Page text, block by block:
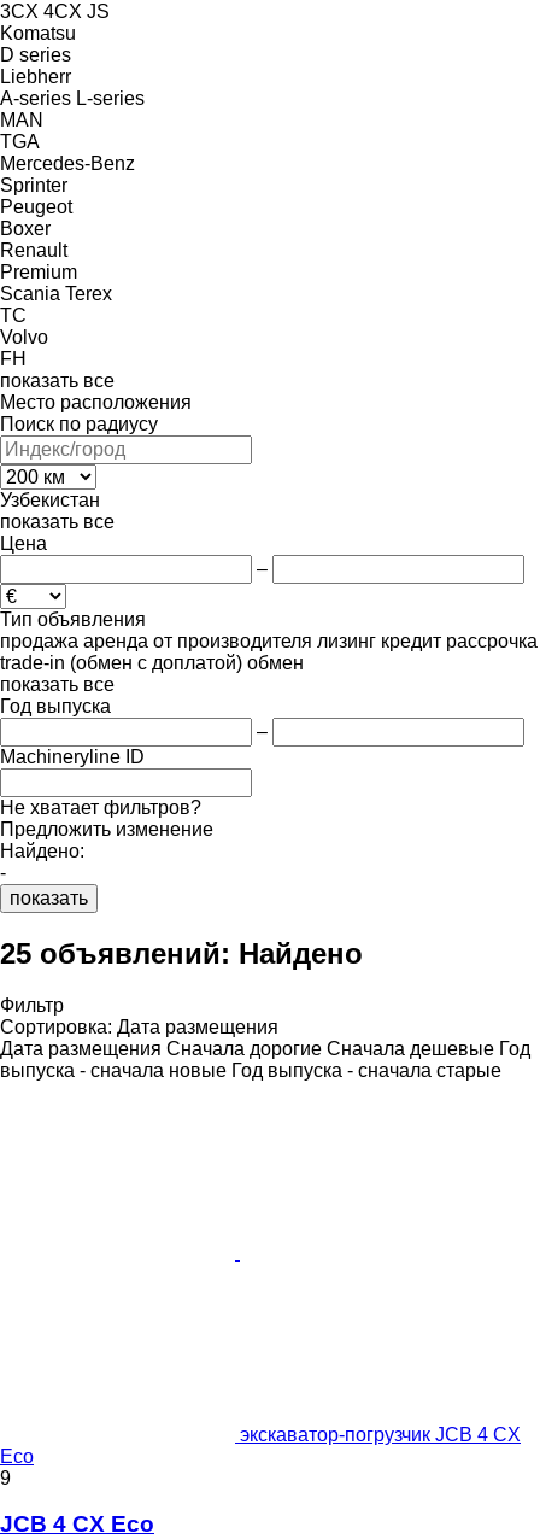
3CX 4CX JS
Komatsu
D series
Liebherr
A-series L-series
MAN
TGA
Mercedes-Benz
Sprinter
Peugeot
Boxer
Renault
Premium
Scania Terex
TC
Volvo
FH
показать все
Место расположения
Поиск по радиусу
Узбекистан
показать все
Цена
–
Тип объявления
продажа аренда от производителя лизинг кредит рассрочка
trade-in (обмен с доплатой) обмен
показать все
Год выпуска
–
Machineryline ID
Не хватает фильтров?
Предложить изменение
Найдено:
-
показать
25 объявлений: Найдено
Фильтр
Сортировка: Дата размещения
Дата размещения Сначала дорогие Сначала дешевые Год
выпуска - сначала новые Год выпуска - сначала старые
экскаватор-погрузчик JCB 4 CX
Eco
9
JCB 4 CX Eco